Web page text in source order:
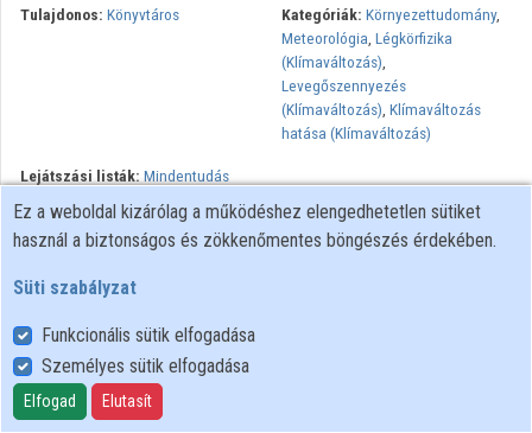
Tulajdonos: Könyvtáros Kategóriák: Környezettudomány,
Meteorológia, Légkörfizika
(Klímaváltozás),
Levegőszennyezés
(Klímaváltozás), Klímaváltozás
hatása (Klímaváltozás)
Lejátszási listák: Mindentudás
Egyeteme
Az időjárás-előrejelzés csak az elmúlt 150 évben vált igazi
mérföldköveit, amelyek mind kapcsolódnak a tudomány és a
technika, különösképp a méréstechnika, a távközlés, a
távérzékelés, az űrkutatás és döntően a számítástechnika
másfélszázados eredményeihez. Ez a kis történeti áttekintés
módot ad alapvető légköri folyamatok közérthető bemutatására
Ez a weboldal kizárólag a működéshez elengedhetetlen sütiket
használ a biztonságos és zökkenőmentes böngészés érdekében.
Süti szabályzat
Funkcionális sütik elfogadása
Személyes sütik elfogadása
Elfogad Elutasít